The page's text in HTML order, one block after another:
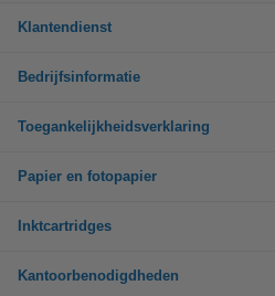
Klantendienst
Bedrijfsinformatie
Toegankelijkheidsverklaring
Papier en fotopapier
Inktcartridges
Kantoorbenodigdheden